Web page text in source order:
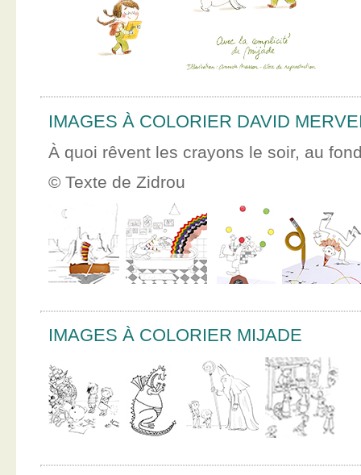
IMAGES À COLORIER DAVID
À quoi rêvent les crayons le soir, au
© Texte de Zidrou
IMAGES À COLORIER MIJADE